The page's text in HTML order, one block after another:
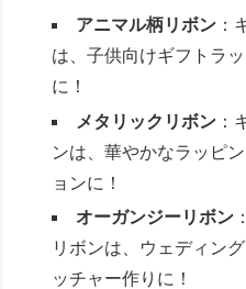
アニマル柄リボン ：
は、子供向けギフトラ
に！
メタリックリボン ：
ンは、華やかなラッピ
ョンに！
オーガンジーリボン
リボンは、ウェディン
ッチャー作りに！